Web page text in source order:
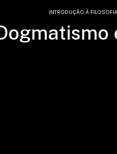
INTRODUÇÃO À FILOSOFIA